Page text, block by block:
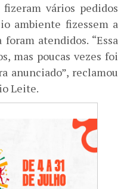
vários pedidos
ambiente fizessem a
atendidos. “Essa
mas poucas vezes foi
anunciado”, reclamou
Leite.